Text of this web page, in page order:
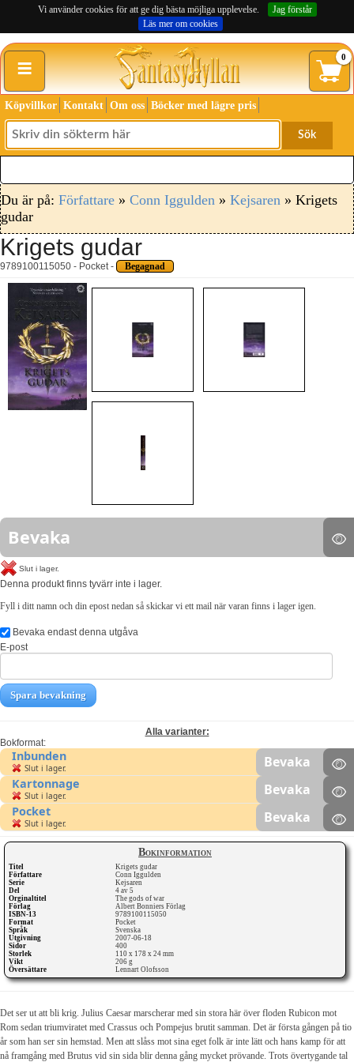
Vi använder cookies för att ge dig bästa möjliga upplevelse.
Jag förstår
Läs mer om cookies
≡ 0
Köpvillkor Kontakt Om oss Böcker med lägre pris
Sök
Du är på: Författare » Conn Iggulden » Kejsaren » Krigets
gudar
Krigets gudar
9789100115050 - Pocket - Begagnad
Bokinformation
Titel
Krigets gudar
Författare
Conn Iggulden
Serie
Kejsaren
Del
4 av 5
Orginaltitel
The gods of war
Förlag
Albert Bonniers Förlag
ISBN-13
9789100115050
Format
Pocket
Språk
Svenska
Utgivning
2007-06-18
Sidor
400
Storlek
110 x 178 x 24 mm
Vikt
206 g
Översättare
Lennart Olofsson
Bevaka
Slut i lager.
Denna produkt finns tyvärr inte i lager.
Fyll i ditt namn och din epost nedan så skickar vi ett mail när varan finns i lager igen.
Bevaka endast denna utgåva
E-post
Spara bevakning
Alla varianter:
Bokformat:
Inbunden
Slut i lager. Bevaka
Kartonnage
Slut i lager. Bevaka
Pocket
Slut i lager. Bevaka
Det ser ut att bli krig. Julius Caesar marscherar med sin stora här över floden Rubicon mot
Rom sedan triumviratet med Crassus och Pompejus brutit samman. Det är första gången på tio
år som han ser sin hemstad. Men att slåss mot sina eget folk är inte lätt och hans kamp för att
nå framgång med Brutus vid sin sida blir denna gång mycket prövande. Trots övertygande tal